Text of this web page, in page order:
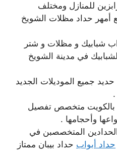
للمنازل ومختلف
أمهر حداد مظلات الشويخ
شبابيك و مظلات و شتر
في مدينة الشويخ
حديد جميع الموديلات الجديد
بالكويت متخصص تفصيل
وأحجامها .
المتخصصبن في
حداد أبواب حداد بيبان ممتاز